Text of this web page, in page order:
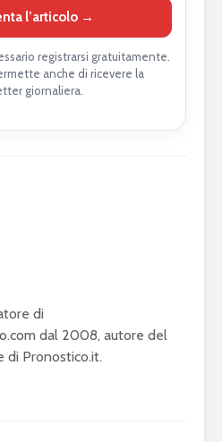
l’articolo →
registrarsi gratuitamente.
anche di ricevere la
giornaliera.
di
dal 2008, autore del
di Pronostico.it.